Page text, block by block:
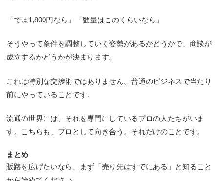
「では1,800円なら」「数量はこのくらいなら」
そうやって条件を調整していく姿勢があるかどうかで、商談が
成立するかどうかが決まります。
これは特別な交渉術ではありません。普通のビジネスで当たり
前にやっていることです。
流通の世界には、それを専門にしているプロの人たちがいま
す。こちらも、プロとして向き合う。それだけのことです。
まとめ
販路を広げたいなら、まず「売り先はすでにある」と知ること